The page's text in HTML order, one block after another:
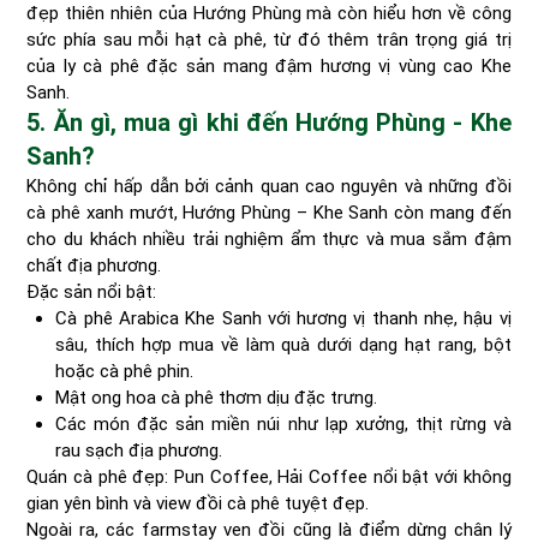
đẹp thiên nhiên của Hướng Phùng mà còn hiểu hơn về công
sức phía sau mỗi hạt cà phê, từ đó thêm trân trọng giá trị
của ly cà phê đặc sản mang đậm hương vị vùng cao Khe
Sanh.
5. Ăn gì, mua gì khi đến Hướng Phùng - Khe
Sanh?
Không chỉ hấp dẫn bởi cảnh quan cao nguyên và những đồi
cà phê xanh mướt, Hướng Phùng – Khe Sanh còn mang đến
cho du khách nhiều trải nghiệm ẩm thực và mua sắm đậm
chất địa phương.
Đặc sản nổi bật:
Cà phê Arabica Khe Sanh với hương vị thanh nhẹ, hậu vị
sâu, thích hợp mua về làm quà dưới dạng hạt rang, bột
hoặc cà phê phin.
Mật ong hoa cà phê thơm dịu đặc trưng.
Các món đặc sản miền núi như lạp xưởng, thịt rừng và
rau sạch địa phương.
Quán cà phê đẹp: Pun Coffee, Hải Coffee nổi bật với không
gian yên bình và view đồi cà phê tuyệt đẹp.
Ngoài ra, các farmstay ven đồi cũng là điểm dừng chân lý